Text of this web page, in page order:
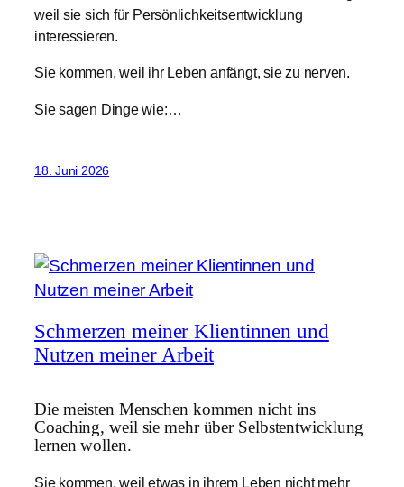
weil sie sich für Persönlichkeitsentwicklung
interessieren.
Sie kommen, weil ihr Leben anfängt, sie zu nerven.
Sie sagen Dinge wie:…
18. Juni 2026
Schmerzen meiner Klientinnen und
Nutzen meiner Arbeit
Die meisten Menschen kommen nicht ins
Coaching, weil sie mehr über Selbstentwicklung
lernen wollen.
Sie kommen, weil etwas in ihrem Leben nicht mehr